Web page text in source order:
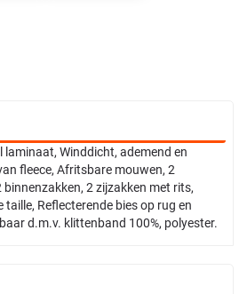
laminaat, Winddicht, ademend en
fleece, Afritsbare mouwen, 2
2 zijzakken met rits,
Reflecterende bies op rug en
d.m.v. klittenband 100%, polyester.